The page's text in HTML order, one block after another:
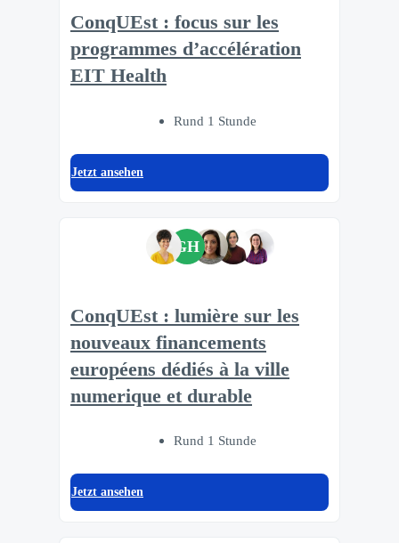
ConqUEst : focus sur les
programmes d’accélération
EIT Health
Rund 1 Stunde
Jetzt ansehen
GH
ConqUEst : lumière sur les
nouveaux financements
européens dédiés à la ville
numerique et durable
Rund 1 Stunde
Jetzt ansehen